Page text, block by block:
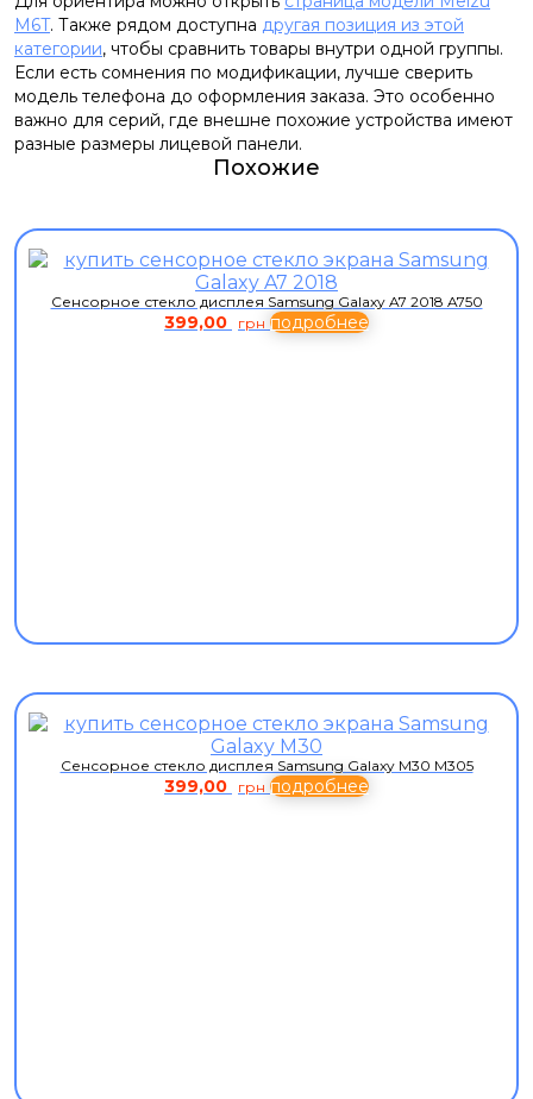
M6T. Также рядом доступна другая позиция из этой
категории, чтобы сравнить товары внутри одной группы.
Если есть сомнения по модификации, лучше сверить
модель телефона до оформления заказа. Это особенно
важно для серий, где внешне похожие устройства имеют
разные размеры лицевой панели.
Похожие
Сенсорное стекло дисплея Samsung Galaxy A7 2018 A750
399,00 грн подробнее
Сенсорное стекло дисплея Samsung Galaxy M30 M305
399,00 грн подробнее